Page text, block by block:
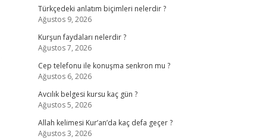
Türkçedeki anlatım biçimleri nelerdir ?
Ağustos 9, 2026
Kurşun faydaları nelerdir ?
Ağustos 7, 2026
Cep telefonu ile konuşma senkron mu ?
Ağustos 6, 2026
Avcılık belgesi kursu kaç gün ?
Ağustos 5, 2026
Allah kelimesi Kur’an’da kaç defa geçer ?
Ağustos 3, 2026